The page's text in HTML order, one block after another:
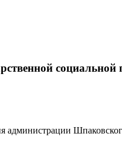
администрации